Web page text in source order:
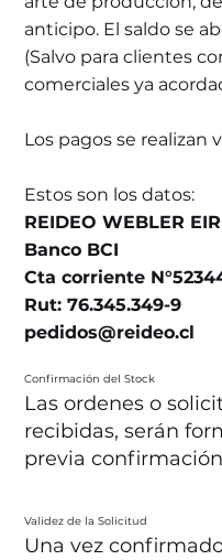
anticipo. El saldo se
(Salvo para clientes
comerciales ya
Los pagos se realizan
Estos son los datos:
REIDEO WEBLER
Banco BCI
Cta corriente
Rut: 76.345.349-9
pedidos@reideo.cl
Confirmación del Stock
Las ordenes o
recibidas, serán
previa
Validez de la Solicitud
Una vez